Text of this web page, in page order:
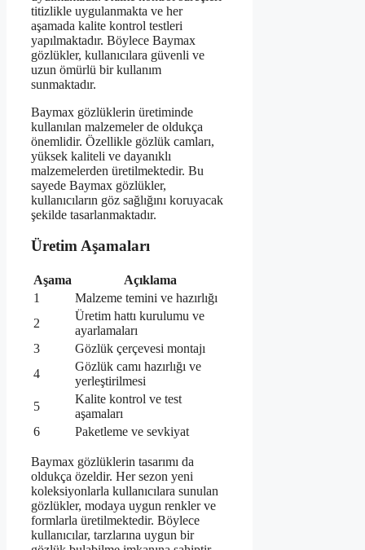
titizlikle uygulanmakta ve her
aşamada kalite kontrol testleri
yapılmaktadır. Böylece Baymax
gözlükler, kullanıcılara güvenli ve
uzun ömürlü bir kullanım
sunmaktadır.
Baymax gözlüklerin üretiminde
kullanılan malzemeler de oldukça
önemlidir. Özellikle gözlük camları,
yüksek kaliteli ve dayanıklı
malzemelerden üretilmektedir. Bu
sayede Baymax gözlükler,
kullanıcıların göz sağlığını koruyacak
şekilde tasarlanmaktadır.
Üretim Aşamaları
Aşama
Açıklama
1
Malzeme temini ve hazırlığı
2
Üretim hattı kurulumu ve
ayarlamaları
3
Gözlük çerçevesi montajı
4
Gözlük camı hazırlığı ve
yerleştirilmesi
5
Kalite kontrol ve test
aşamaları
6
Paketleme ve sevkiyat
Baymax gözlüklerin tasarımı da
oldukça özeldir. Her sezon yeni
koleksiyonlarla kullanıcılara sunulan
gözlükler, modaya uygun renkler ve
formlarla üretilmektedir. Böylece
kullanıcılar, tarzlarına uygun bir